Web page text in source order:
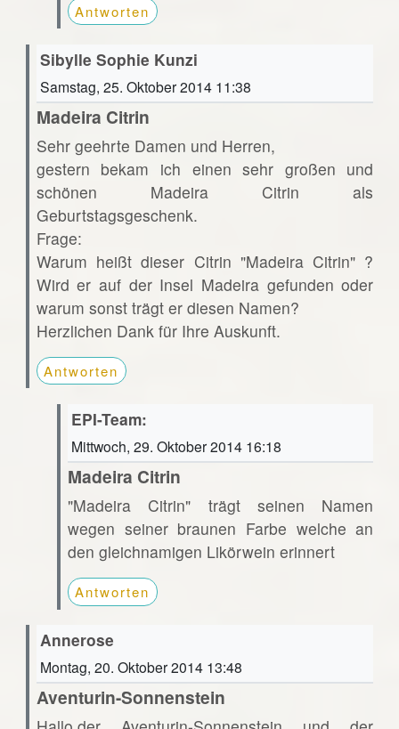
Antworten
Sibylle Sophie Kunzi
Samstag, 25. Oktober 2014 11:38
Madeira Citrin
Sehr geehrte Damen und Herren,
gestern bekam ich einen sehr großen und
schönen Madeira Citrin als
Geburtstagsgeschenk.
Frage:
Warum heißt dieser Citrin "Madeira Citrin" ?
Wird er auf der Insel Madeira gefunden oder
warum sonst trägt er diesen Namen?
Herzlichen Dank für Ihre Auskunft.
Antworten
EPI-Team:
Mittwoch, 29. Oktober 2014 16:18
Madeira Citrin
"Madeira Citrin" trägt seinen Namen
wegen seiner braunen Farbe welche an
den gleichnamigen Likörwein erinnert
Antworten
Annerose
Montag, 20. Oktober 2014 13:48
Aventurin-Sonnenstein